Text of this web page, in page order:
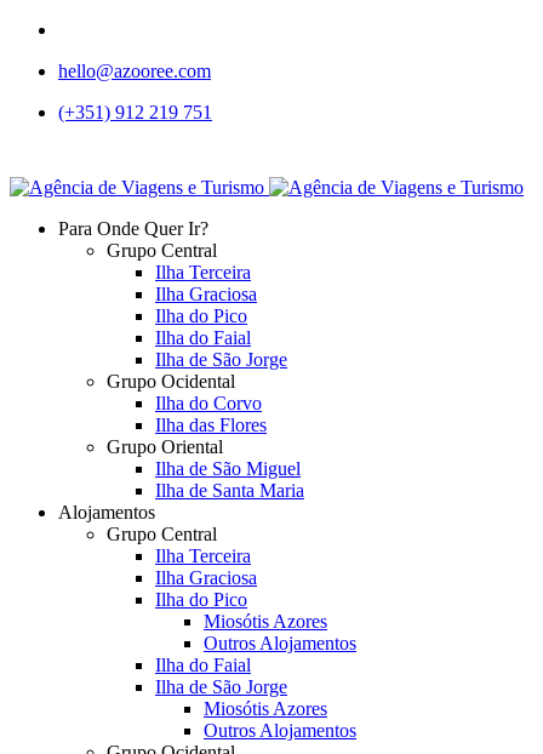
hello@azooree.com
(+351) 912 219 751
Para Onde Quer Ir?
Grupo Central
Ilha Terceira
Ilha Graciosa
Ilha do Pico
Ilha do Faial
Ilha de São Jorge
Grupo Ocidental
Ilha do Corvo
Ilha das Flores
Grupo Oriental
Ilha de São Miguel
Ilha de Santa Maria
Alojamentos
Grupo Central
Ilha Terceira
Ilha Graciosa
Ilha do Pico
Miosótis Azores
Outros Alojamentos
Ilha do Faial
Ilha de São Jorge
Miosótis Azores
Outros Alojamentos